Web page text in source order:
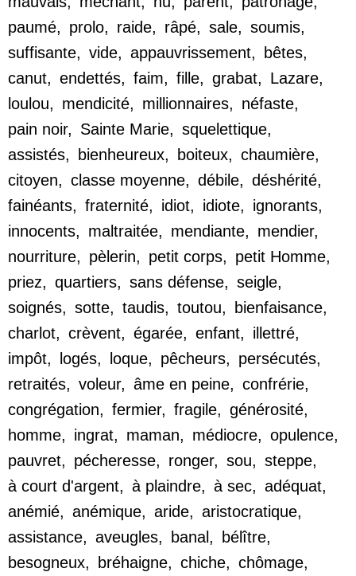
paumé, prolo, raide, râpé, sale, soumis,
suffisante, vide, appauvrissement, bêtes,
canut, endettés, faim, fille, grabat, Lazare,
loulou, mendicité, millionnaires, néfaste,
pain noir, Sainte Marie, squelettique,
assistés, bienheureux, boiteux, chaumière,
citoyen, classe moyenne, débile, déshérité,
fainéants, fraternité, idiot, idiote, ignorants,
innocents, maltraitée, mendiante, mendier,
nourriture, pèlerin, petit corps, petit Homme,
priez, quartiers, sans défense, seigle,
soignés, sotte, taudis, toutou, bienfaisance,
charlot, crèvent, égarée, enfant, illettré,
impôt, logés, loque, pêcheurs, persécutés,
retraités, voleur, âme en peine, confrérie,
congrégation, fermier, fragile, générosité,
homme, ingrat, maman, médiocre, opulence,
pauvret, pécheresse, ronger, sou, steppe,
à court d'argent, à plaindre, à sec, adéquat,
anémié, anémique, aride, aristocratique,
assistance, aveugles, banal, bélître,
besogneux, bréhaigne, chiche, chômage,